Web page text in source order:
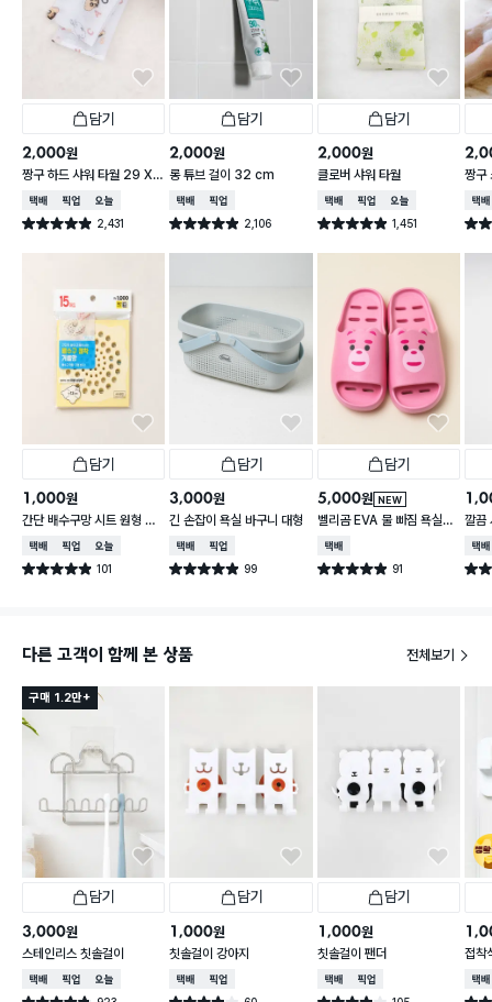
담기
2,000원
짱구 하드 샤워 타월 29 X
95 cm
택배배송매장픽업오늘배송
별점 4.9점 2,431
건 작성
담기
2,000원
롱 튜브 걸이 32 cm
택배배송매장픽업
별점 4.9점 2,106
건 작성
담기
2,000원
클로버 샤워 타월
택배배송매장픽업오늘배송
별점 4.9점 1,451
건 작성
짱구
X
택배
별점
담기
1,000원
간단 배수구망 시트 원형 중
형 15매입
택배배송매장픽업오늘배송
별점 4.9점 101
건 작성
담기
3,000원
긴 손잡이 욕실 바구니 대형
택배배송매장픽업
별점 4.9점 99
건 작성
담기
NEW
5,000원
벨리곰 EVA 물 빠짐 욕실화
260~280 mm
택배배송
별점 4.9점 91
건 작성
깔끔
50
택배
별점
다른 고객이 함께 본 상품 전체보기
구매 1.2만+
담기
3,000원
스테인리스 칫솔걸이
택배배송매장픽업오늘배송
담기
1,000원
칫솔걸이 강아지
택배배송매장픽업
담기
1,000원
칫솔걸이 팬더
택배배송매장픽업
접착
택배